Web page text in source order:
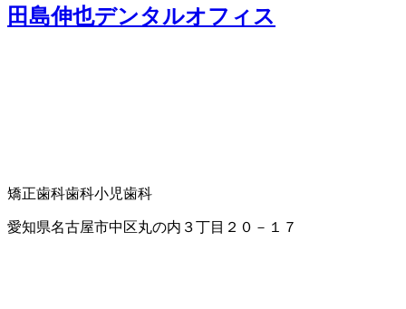
田島伸也デンタルオフィス
矯正歯科歯科小児歯科
愛知県名古屋市中区丸の内３丁目２０－１７